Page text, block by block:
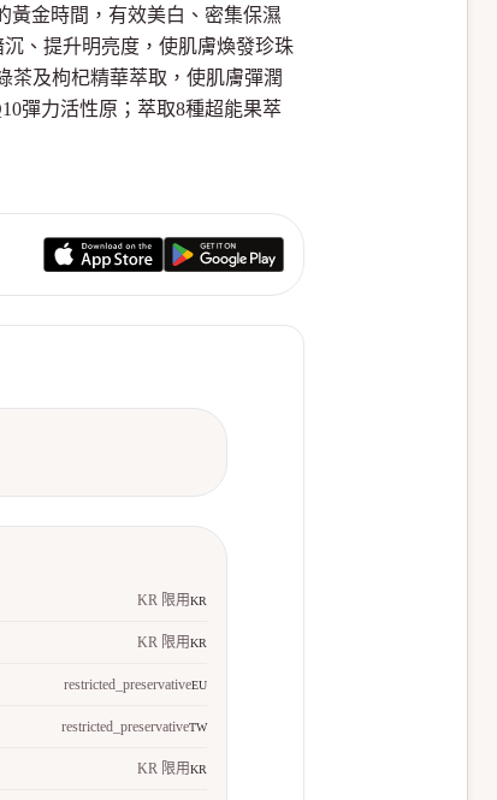
黃金時間，有效美白、密集保濕
、提升明亮度，使肌膚煥發珍珠
茶及枸杞精華萃取，使肌膚彈潤
彈力活性原；萃取8種超能果萃
KR 限用KR
KR 限用KR
restricted_preservativeEU
restricted_preservativeTW
KR 限用KR